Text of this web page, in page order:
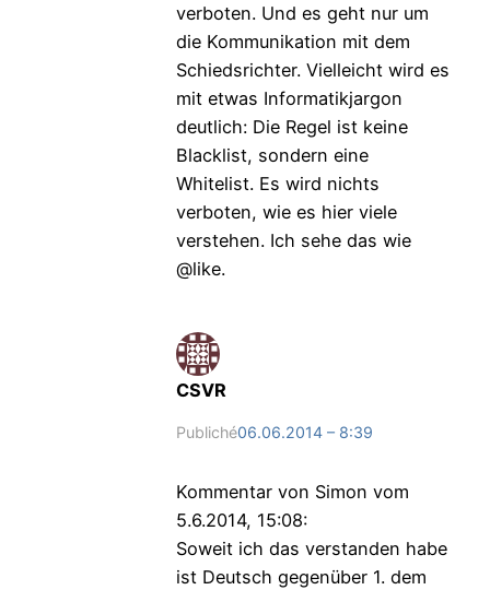
verboten. Und es geht nur um
die Kommunikation mit dem
Schiedsrichter. Vielleicht wird es
mit etwas Informatikjargon
deutlich: Die Regel ist keine
Blacklist, sondern eine
Whitelist. Es wird nichts
verboten, wie es hier viele
verstehen. Ich sehe das wie
@like.
CSVR
Publiché06.06.2014 – 8:39
Kommentar von Simon vom
5.6.2014, 15:08:
Soweit ich das verstanden habe
ist Deutsch gegenüber 1. dem